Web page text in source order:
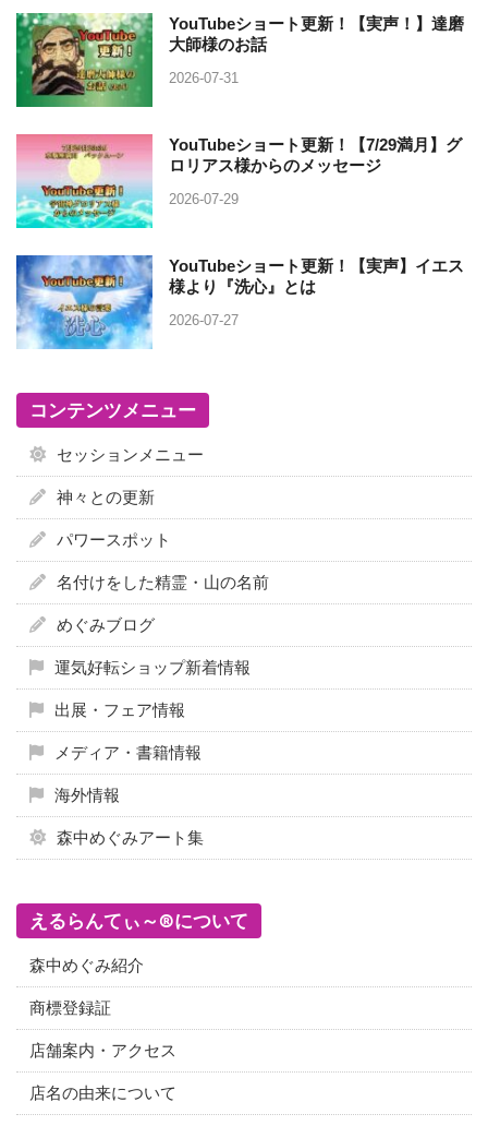
YouTubeショート更新！【実声！】達磨
大師様のお話
2026-07-31
YouTubeショート更新！【7/29満月】グ
ロリアス様からのメッセージ
2026-07-29
YouTubeショート更新！【実声】イエス
様より『洗心』とは
2026-07-27
コンテンツメニュー
セッションメニュー
神々との更新
パワースポット
名付けをした精霊・山の名前
めぐみブログ
運気好転ショップ新着情報
出展・フェア情報
メディア・書籍情報
海外情報
森中めぐみアート集
えるらんてぃ～®について
森中めぐみ紹介
商標登録証
店舗案内・アクセス
店名の由来について